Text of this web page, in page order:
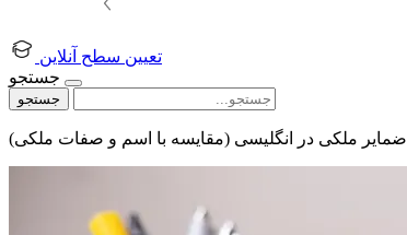
تعیین سطح آنلاین
جستجو
جستجو
ضمایر ملکی در انگلیسی (مقایسه با اسم و صفات ملکی)